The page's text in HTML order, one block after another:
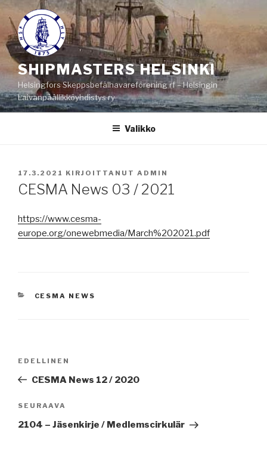
Siirry
sisältöön
SHIPMASTERS HELSINKI
Helsingfors Skeppsbefälhavareförening rf – Helsingin
Laivanpäällikköyhdistys ry
Valikko
JULKAISTU
17.3.2021 KIRJOITTANUT ADMIN
CESMA News 03 / 2021
https://www.cesma-
europe.org/onewebmedia/March%202021.pdf
KATEGORIAT
CESMA NEWS
Edellinen
artikkeli
EDELLINEN
CESMA News 12 / 2020
Seuraava
artikkeli
SEURAAVA
2104 – Jäsenkirje / Medlemscirkulär